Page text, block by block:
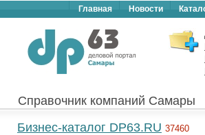
Главная Новости
Справочник компаний Самары
Бизнес-каталог DP63.RU 37460